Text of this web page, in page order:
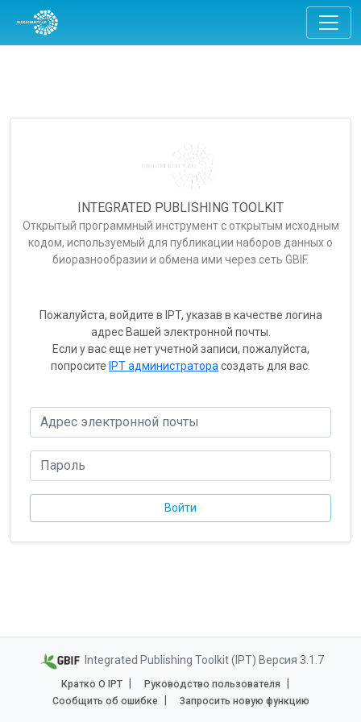
INTEGRATED PUBLISHING TOOLKIT
Открытый программный инструмент с открытым исходным
кодом, используемый для публикации наборов данных о
биоразнообразии и обмена ими через сеть GBIF.
Пожалуйста, войдите в IPT, указав в качестве логина
адрес Вашей электронной почты.
Если у вас еще нет учетной записи, пожалуйста,
попросите IPT администратора создать для вас.
Integrated Publishing Toolkit (IPT) Версия 3.1.7
Кратко О IPT
Руководство пользователя
Сообщить об ошибке
Запросить новую функцию